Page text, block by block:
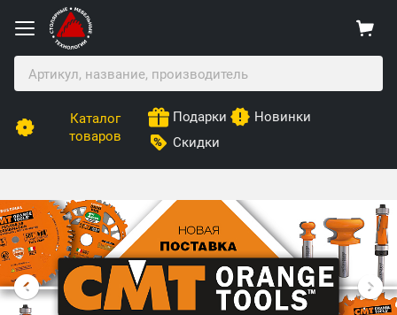
Каталог
товаров
Подарки
Новинки
Скидки
Столярные Мебельные Технологии